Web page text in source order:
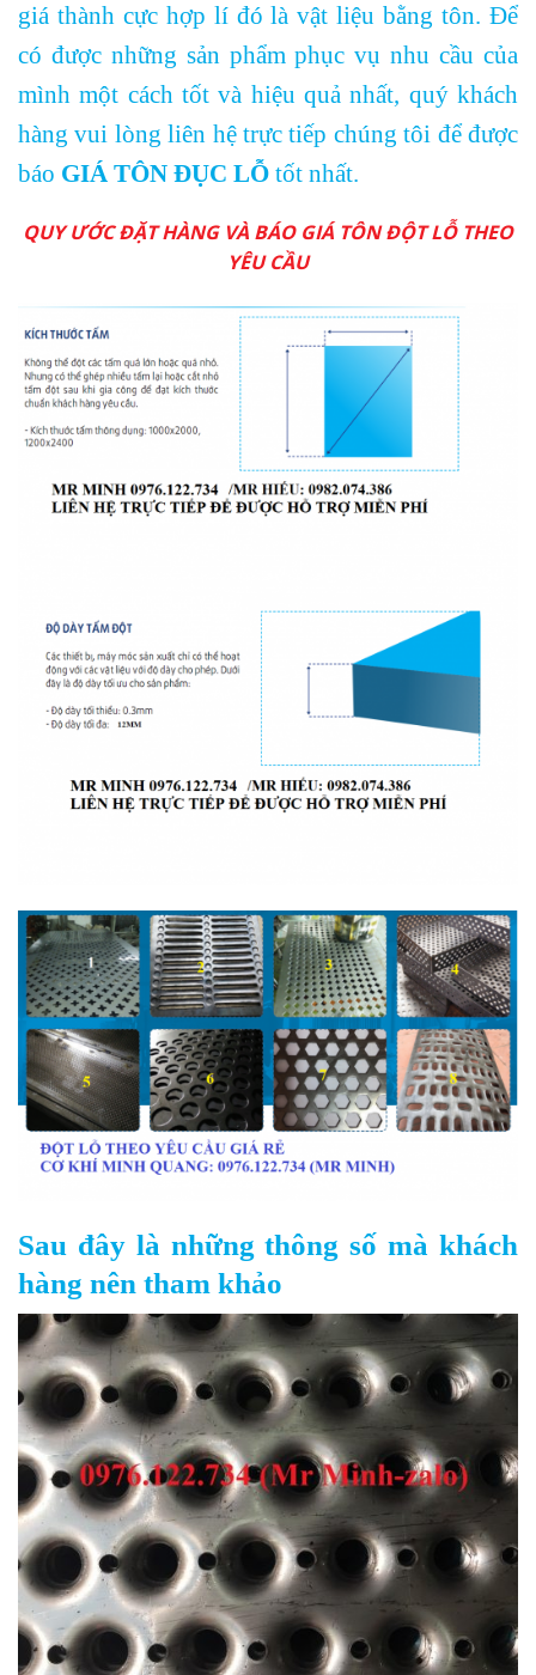
giá thành cực hợp lí đó là vật liệu bằng tôn. Để
có được những sản phẩm phục vụ nhu cầu của
mình một cách tốt và hiệu quả nhất, quý khách
hàng vui lòng liên hệ trực tiếp chúng tôi để được
báo GIÁ TÔN ĐỤC LỖ tốt nhất.
QUY ƯỚC ĐẶT HÀNG VÀ BÁO GIÁ TÔN ĐỘT LỖ THEO
YÊU CẦU
Sau đây là những thông số mà khách
hàng nên tham khảo